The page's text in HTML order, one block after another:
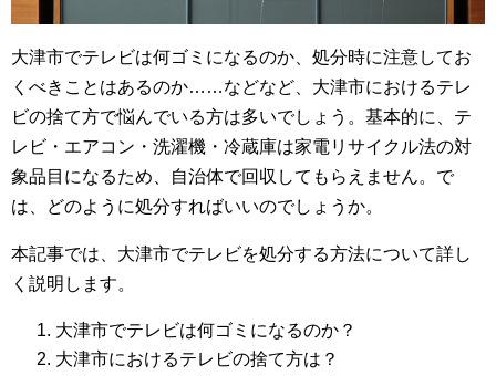
大津市でテレビは何ゴミになるのか、処分時に注意してお
くべきことはあるのか……などなど、大津市におけるテレ
ビの捨て方で悩んでいる方は多いでしょう。基本的に、テ
レビ・エアコン・洗濯機・冷蔵庫は家電リサイクル法の対
象品目になるため、自治体で回収してもらえません。で
は、どのように処分すればいいのでしょうか。
本記事では、大津市でテレビを処分する方法について詳し
く説明します。
大津市でテレビは何ゴミになるのか？
大津市におけるテレビの捨て方は？